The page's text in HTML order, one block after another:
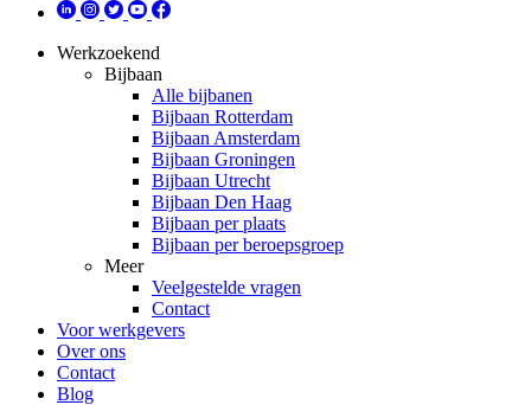
Werkzoekend
Bijbaan
Alle bijbanen
Bijbaan Rotterdam
Bijbaan Amsterdam
Bijbaan Groningen
Bijbaan Utrecht
Bijbaan Den Haag
Bijbaan per plaats
Bijbaan per beroepsgroep
Meer
Veelgestelde vragen
Contact
Voor werkgevers
Over ons
Contact
Blog